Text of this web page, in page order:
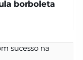
borboleta